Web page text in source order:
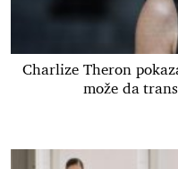
Charlize Theron
može da